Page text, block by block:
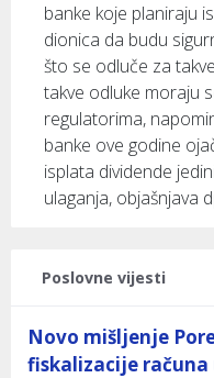
banke koje planiraju
dionica da budu
što se odluče za
takve odluke moraju
regulatorima,
banke ove godine
isplata dividende
ulaganja, objašnjava
Poslovne vijesti
Novo mišljenje
fiskalizacije